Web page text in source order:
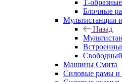
Т-
Блочные
Мультистанции
Назад
Машины Смита
Силовые рамы и